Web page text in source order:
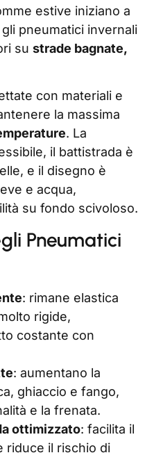
estive iniziano a
pneumatici invernali
su strade bagnate,
con materiali e
la massima
. La
il battistrada è
e il disegno è
e acqua,
su fondo scivoloso.
Pneumatici
: rimane elastica
rigide,
costante con
: aumentano la
ghiaccio e fango,
e la frenata.
ottimizzato: facilita il
riduce il rischio di